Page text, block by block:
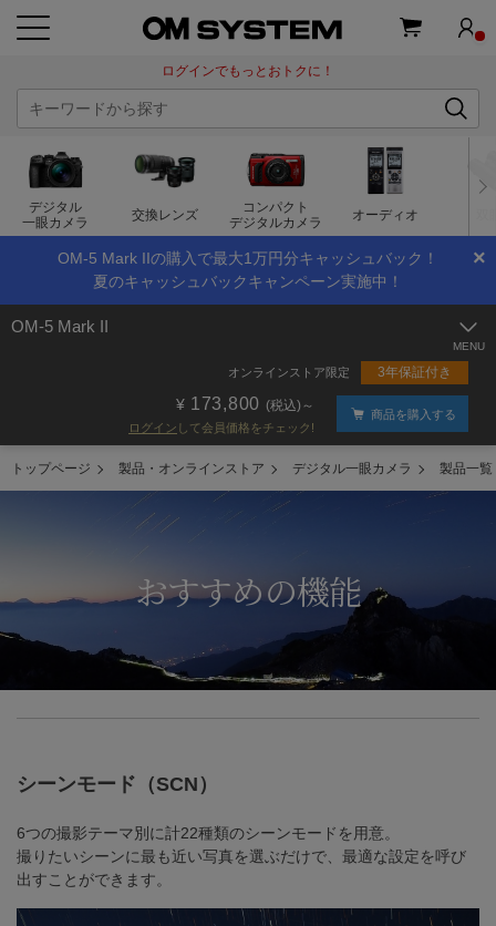
ログインでもっとおトクに！
デジタル
一眼カメラ
交換レンズ
コンパクト
デジタルカメラ
オーディオ
×
OM-5 Mark IIの購入で最大1万円分キャッシュバック！
夏のキャッシュバックキャンペーン実施中！
OM-5 Mark II
オンラインストア限定 3年保証付き
173,800 (税込)～
ログイン して会員価格をチェック!
商品を購入する
トップページ 製品・オンラインストア デジタル一眼カメラ 製品一覧
おすすめの機能
シーンモード（SCN）
6つの撮影テーマ別に計22種類のシーンモードを用意。
撮りたいシーンに最も近い写真を選ぶだけで、最適な設定を呼び
出すことができます。